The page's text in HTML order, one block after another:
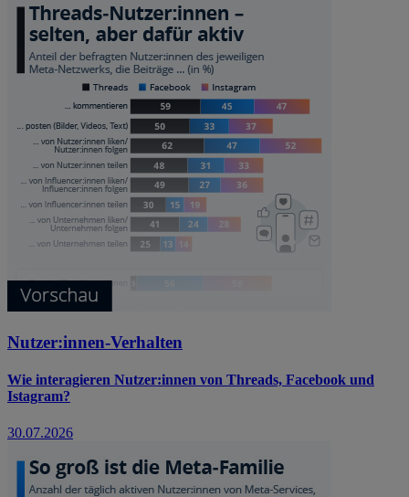
Nutzer:innen-Verhalten
Wie interagieren Nutzer:innen von Threads, Facebook und
Istagram?
30.07.2026